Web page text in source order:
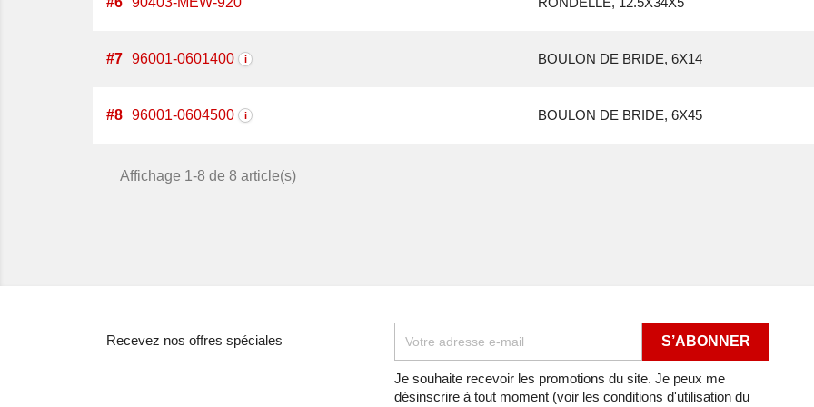
#7 96001-0601400 i BOULON DE BRIDE, 6X14
#8 96001-0604500 i BOULON DE BRIDE, 6X45
Affichage 1-8 de 8 article(s)
Recevez nos offres spéciales
Je souhaite recevoir les promotions du site. Je peux me
désinscrire à tout moment (voir les conditions d'utilisation du